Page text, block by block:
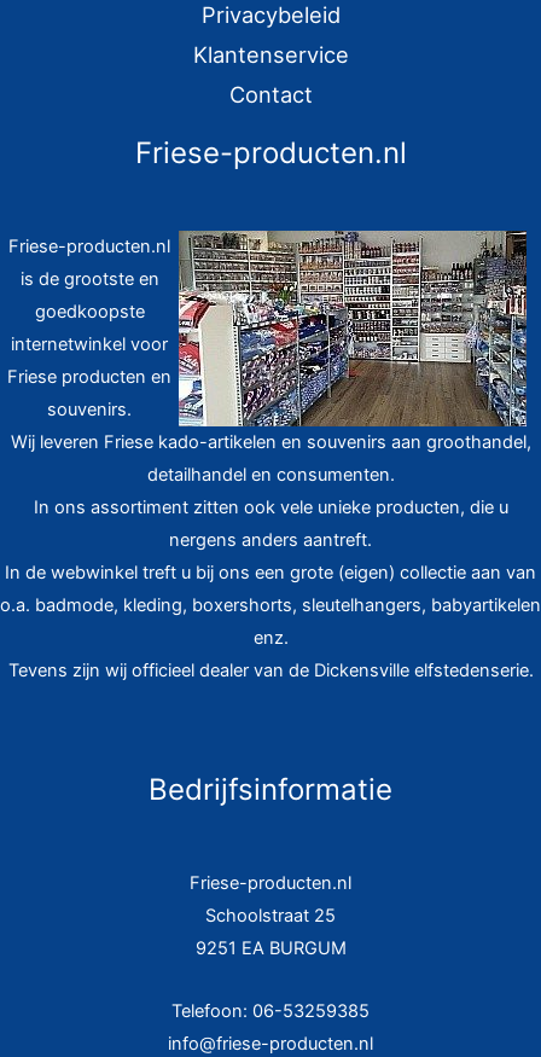
Privacybeleid
Klantenservice
Contact
Friese-producten.nl
Friese-producten.nl
is de grootste en
goedkoopste
internetwinkel voor
Friese producten en
souvenirs.
Wij leveren Friese kado-artikelen en souvenirs aan groothandel,
detailhandel en consumenten.
In ons assortiment zitten ook vele unieke producten, die u
nergens anders aantreft.
In de webwinkel treft u bij ons een grote (eigen) collectie aan van
o.a. badmode, kleding, boxershorts, sleutelhangers, babyartikelen
enz.
Tevens zijn wij officieel dealer van de Dickensville elfstedenserie.
Bedrijfsinformatie
Friese-producten.nl
Schoolstraat 25
9251 EA BURGUM
Telefoon: 06-53259385
info@friese-producten.nl